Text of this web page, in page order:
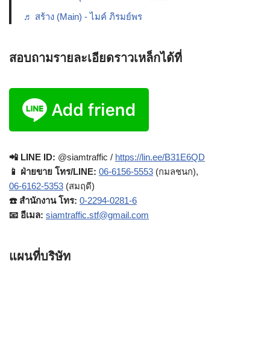
♬ สร้าง (Main) - ไมค์ ภิรมย์พร
สอบถามรายละเอียดราวเหล็กได้ที่
📲 LINE ID: @siamtraffic / https://lin.ee/B31E6QD
📱 ฝ่ายขาย โทร/LINE: 06-6156-5553 (กมลชนก),
06-6162-5353 (สมฤดี)
☎️ สำนักงาน โทร: 0-2294-0281-6
📧 อีเมล: siamtraffic.stf@gmail.com
แผนที่บริษัท